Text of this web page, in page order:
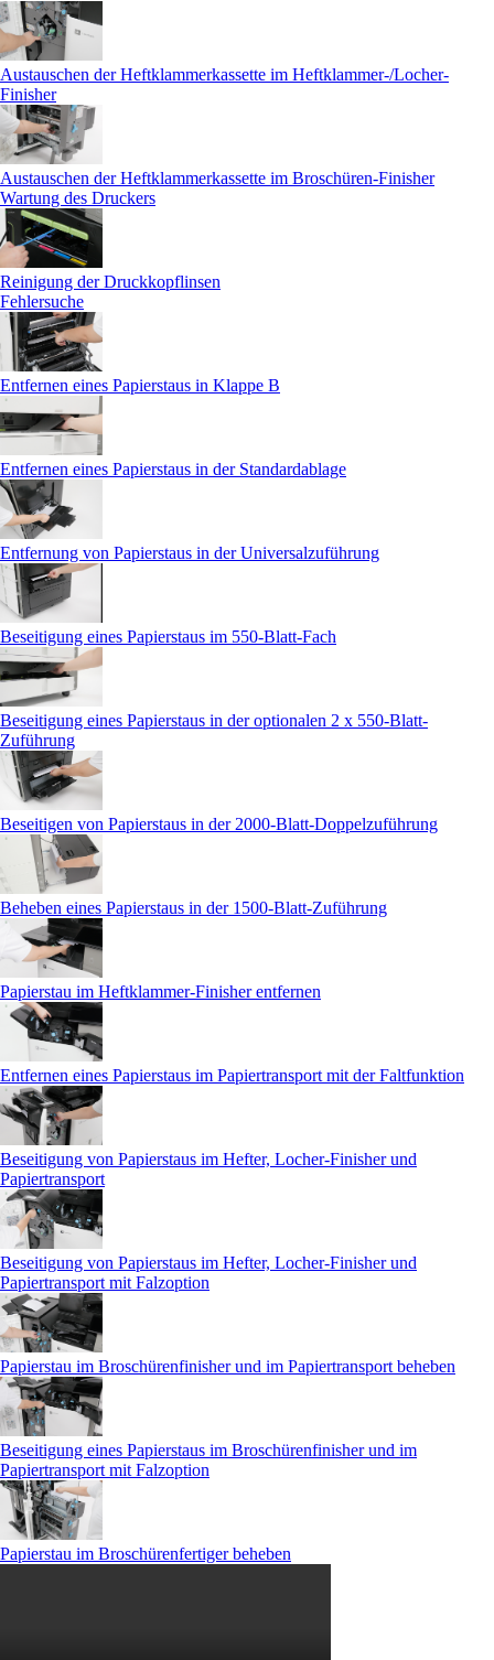
Austauschen der Heftklammerkassette im Heftklammer-/Locher-
Finisher
Austauschen der Heftklammerkassette im Broschüren-Finisher
Wartung des Druckers
Reinigung der Druckkopflinsen
Fehlersuche
Entfernen eines Papierstaus in Klappe B
Entfernen eines Papierstaus in der Standardablage
Entfernung von Papierstaus in der Universalzuführung
Beseitigung eines Papierstaus im 550-Blatt-Fach
Beseitigung eines Papierstaus in der optionalen 2 x 550-Blatt-
Zuführung
Beseitigen von Papierstaus in der 2000-Blatt-Doppelzuführung
Beheben eines Papierstaus in der 1500-Blatt-Zuführung
Papierstau im Heftklammer-Finisher entfernen
Entfernen eines Papierstaus im Papiertransport mit der Faltfunktion
Beseitigung von Papierstaus im Hefter, Locher-Finisher und
Papiertransport
Beseitigung von Papierstaus im Hefter, Locher-Finisher und
Papiertransport mit Falzoption
Papierstau im Broschürenfinisher und im Papiertransport beheben
Beseitigung eines Papierstaus im Broschürenfinisher und im
Papiertransport mit Falzoption
Papierstau im Broschürenfertiger beheben